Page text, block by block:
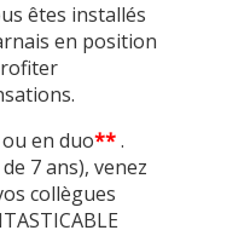
êtes installés
en position
ou en duo**.
7 ans), venez
collègues